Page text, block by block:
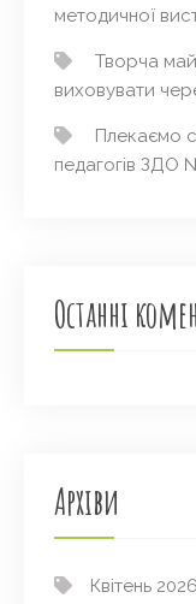
методичної
Творча
виховувати
Плекаємо
педагогів ЗДО
Останні
Архіви
Квітень 2026